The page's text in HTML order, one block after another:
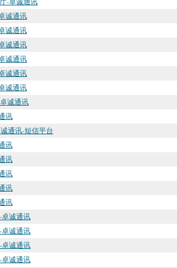
诚通讯
诚通讯
诚通讯
诚通讯
诚通讯
诚通讯
诚通讯
讯
通讯-短信平台
讯
讯
讯
讯
讯
卓诚通讯
卓诚通讯
卓诚通讯
卓诚通讯